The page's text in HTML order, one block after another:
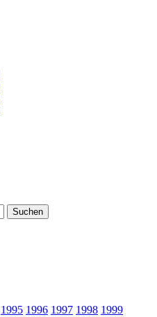
1995 1996 1997 1998 1999